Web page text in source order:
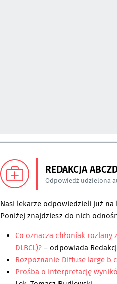
REDAKCJA
Odpowiedź udzielona
Nasi lekarze odpowiedzieli już
Poniżej znajdziesz do nich
Co oznacza chłoniak
DLBCL)?– odpowiada
Rozpoznanie Diffuse large b
Prośba o interpretację